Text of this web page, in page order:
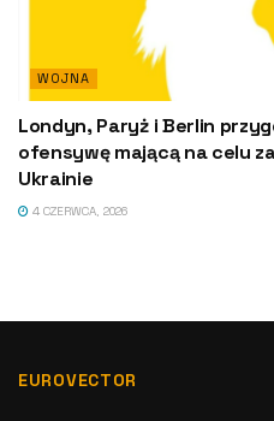
WOJNA
Londyn, Paryż i Berlin
ofensywę mającą na celu
Ukrainie
4 CZERWCA, 2026
EUROVECTOR